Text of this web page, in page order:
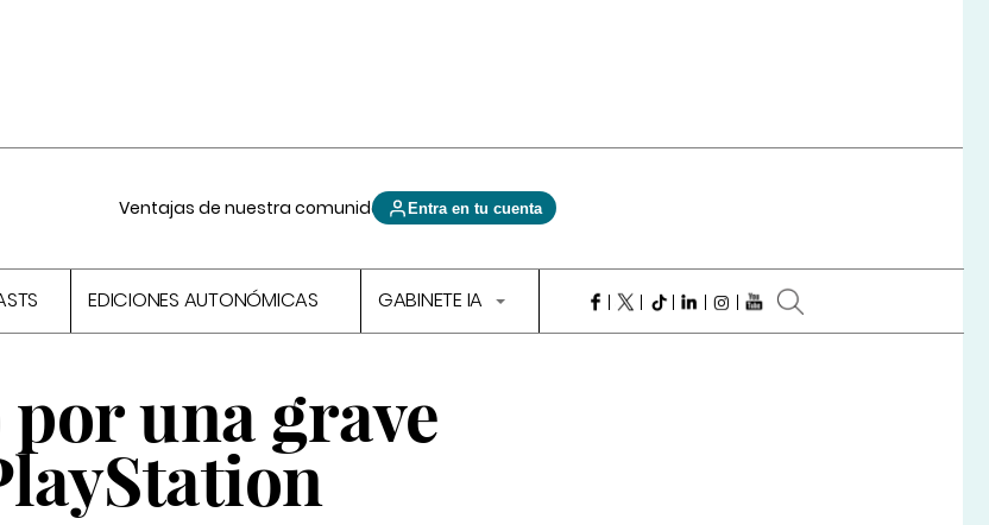
Ventajas de nuestra comunidad Entra en tu cuenta
EDICIONES AUTONÓMICAS GABINETE IA
una grave